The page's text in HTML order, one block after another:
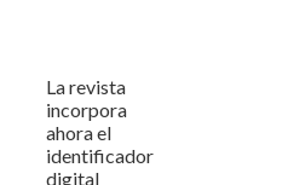
La revista
incorpora
ahora el
identificador
digital